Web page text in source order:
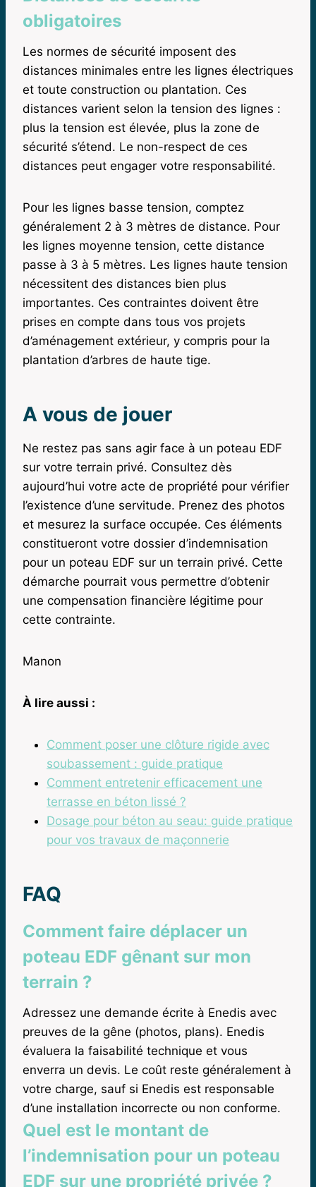
obligatoires
Les normes de sécurité imposent des
distances minimales entre les lignes électriques
et toute construction ou plantation. Ces
distances varient selon la tension des lignes :
plus la tension est élevée, plus la zone de
sécurité s’étend. Le non-respect de ces
distances peut engager votre responsabilité.
Pour les lignes basse tension, comptez
généralement 2 à 3 mètres de distance. Pour
les lignes moyenne tension, cette distance
passe à 3 à 5 mètres. Les lignes haute tension
nécessitent des distances bien plus
importantes. Ces contraintes doivent être
prises en compte dans tous vos projets
d’aménagement extérieur, y compris pour la
plantation d’arbres de haute tige.
A vous de jouer
Ne restez pas sans agir face à un poteau EDF
sur votre terrain privé. Consultez dès
aujourd’hui votre acte de propriété pour vérifier
l’existence d’une servitude. Prenez des photos
et mesurez la surface occupée. Ces éléments
constitueront votre dossier d’indemnisation
pour un poteau EDF sur un terrain privé. Cette
démarche pourrait vous permettre d’obtenir
une compensation financière légitime pour
cette contrainte.
Manon
À lire aussi :
Comment poser une clôture rigide avec
soubassement : guide pratique
Comment entretenir efficacement une
terrasse en béton lissé ?
Dosage pour béton au seau: guide pratique
pour vos travaux de maçonnerie
FAQ
Comment faire déplacer un
poteau EDF gênant sur mon
terrain ?
Adressez une demande écrite à Enedis avec
preuves de la gêne (photos, plans). Enedis
évaluera la faisabilité technique et vous
enverra un devis. Le coût reste généralement à
votre charge, sauf si Enedis est responsable
d’une installation incorrecte ou non conforme.
Quel est le montant de
l’indemnisation pour un poteau
EDF sur une propriété privée ?